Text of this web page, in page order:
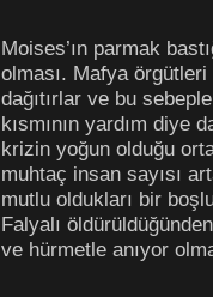
Moises’ın parmak
olması. Mafya
dağıtırlar ve bu
kısmının yardım diye
krizin yoğun olduğu
muhtaç insan sayısı
mutlu oldukları bir
Falyalı
ve hürmetle anıyor